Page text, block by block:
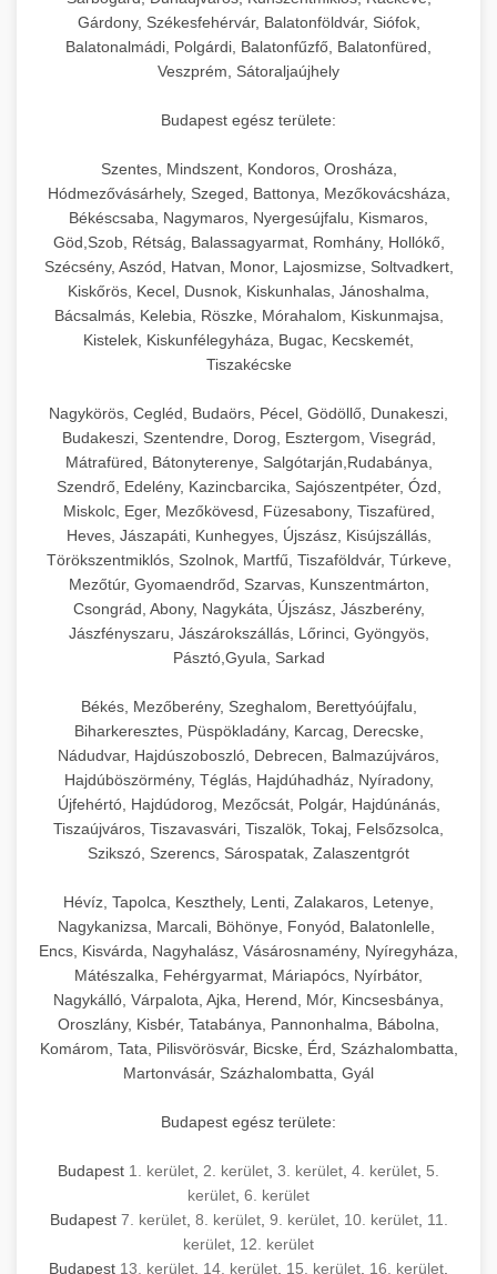
hőmérséklet-szabályozással.
chef-iparikonyhagepek.hu
Professzionális hűtőegységek és hűtőkamrák
kereskedelmi konyhák számára.
Energiahatékony hűtési megoldások nagy
kereskedelmi hűtőegység
💧 26. Ipari Mosogatógép +
forgalmú éttermi műveletekhez. Gyors tisztítási
ciklusok fertőtlenítési képességekkel.
chef-iparikonyhagepek.hu
kereskedelmi mosogatógép
Ipari sajtreszelők és aprítógépek kereskedelmi
élelmiszer-előkészítéshez. Különböző reszelési
méretek különböző alkalmazásokhoz.
chef-iparikonyhagepek.hu
kereskedelmi sajtreszelő
🍳 28. Nagykonyhai
Berendezések
+
Teljes körű nagykonyhai berendezések és
professzionális vendéglátóipari kellékek.
Minden, ami szükséges éttermi és catering
chef-iparikonyhagepek.hu
kereskedelmi konyhai megoldások
Gárdony, Székesfehérvár, Balatonföldvár, Siófok,
Balatonalmádi, Polgárdi, Balatonfűzfő, Balatonfüred,
Veszprém, Sátoraljaújhely
Budapest egész területe:
Szentes, Mindszent, Kondoros, Orosháza,
Hódmezővásárhely, Szeged, Battonya, Mezőkovácsháza,
Békéscsaba, Nagymaros, Nyergesújfalu, Kismaros,
Göd,Szob, Rétság, Balassagyarmat, Romhány, Hollókő,
Szécsény, Aszód, Hatvan, Monor, Lajosmizse, Soltvadkert,
Kiskőrös, Kecel, Dusnok, Kiskunhalas, Jánoshalma,
Bácsalmás, Kelebia, Röszke, Mórahalom, Kiskunmajsa,
Kistelek, Kiskunfélegyháza, Bugac, Kecskemét,
Tiszakécske
Nagykörös, Cegléd, Budaörs, Pécel, Gödöllő, Dunakeszi,
Budakeszi, Szentendre, Dorog, Esztergom, Visegrád,
Mátrafüred, Bátonyterenye, Salgótarján,Rudabánya,
Szendrő, Edelény, Kazincbarcika, Sajószentpéter, Ózd,
Miskolc, Eger, Mezőkövesd, Füzesabony, Tiszafüred,
Heves, Jászapáti, Kunhegyes, Újszász, Kisújszállás,
Törökszentmiklós, Szolnok, Martfű, Tiszaföldvár, Túrkeve,
Mezőtúr, Gyomaendrőd, Szarvas, Kunszentmárton,
Csongrád, Abony, Nagykáta, Újszász, Jászberény,
Jászfényszaru, Jászárokszállás, Lőrinci, Gyöngyös,
Pásztó,Gyula, Sarkad
Békés, Mezőberény, Szeghalom, Berettyóújfalu,
Biharkeresztes, Püspökladány, Karcag, Derecske,
Nádudvar, Hajdúszoboszló, Debrecen, Balmazújváros,
Hajdúböszörmény, Téglás, Hajdúhadház, Nyíradony,
Újfehértó, Hajdúdorog, Mezőcsát, Polgár, Hajdúnánás,
Tiszaújváros, Tiszavasvári, Tiszalök, Tokaj, Felsőzsolca,
Szikszó, Szerencs, Sárospatak, Zalaszentgrót
Hévíz, Tapolca, Keszthely, Lenti, Zalakaros, Letenye,
Nagykanizsa, Marcali, Böhönye, Fonyód, Balatonlelle,
Encs, Kisvárda, Nagyhalász, Vásárosnamény, Nyíregyháza,
Mátészalka, Fehérgyarmat, Máriapócs, Nyírbátor,
Nagykálló, Várpalota, Ajka, Herend, Mór, Kincsesbánya,
Oroszlány, Kisbér, Tatabánya, Pannonhalma, Bábolna,
Komárom, Tata, Pilisvörösvár, Bicske, Érd, Százhalombatta,
Martonvásár, Százhalombatta, Gyál
Budapest egész területe:
Budapest 1. kerület 2. kerület 3. kerület 4. kerület 5.
kerület 6. kerület
Budapest 7. kerület, 8. kerület, 9. kerület, 10. kerület, 11.
kerület 12. kerület
Budapest 13. kerület 14. kerület 15. kerület 16. kerület